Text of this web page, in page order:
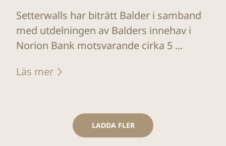
Setterwalls har biträtt Balder i samband
med utdelningen av Balders innehav i
Norion Bank motsvarande cirka 5 ...
Läs mer
LADDA FLER